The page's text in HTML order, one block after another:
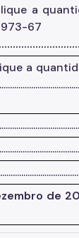
a
67
a
de